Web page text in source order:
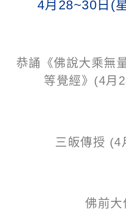
4月28~30日(
恭誦《佛說大乘無
等覺經》(4月
三皈傳授 (4
佛前大